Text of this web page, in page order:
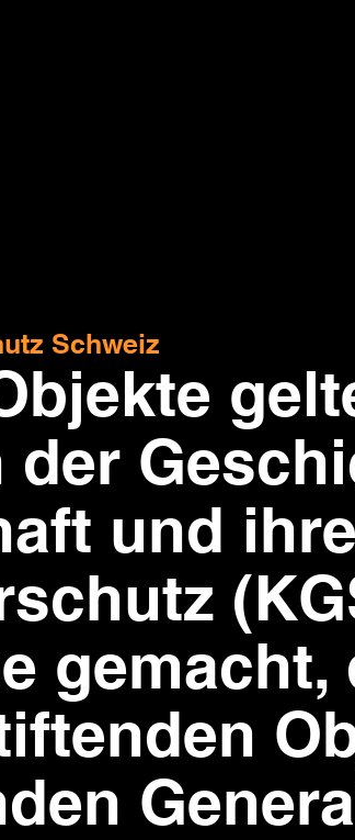
Schweiz
der
und
gemacht,